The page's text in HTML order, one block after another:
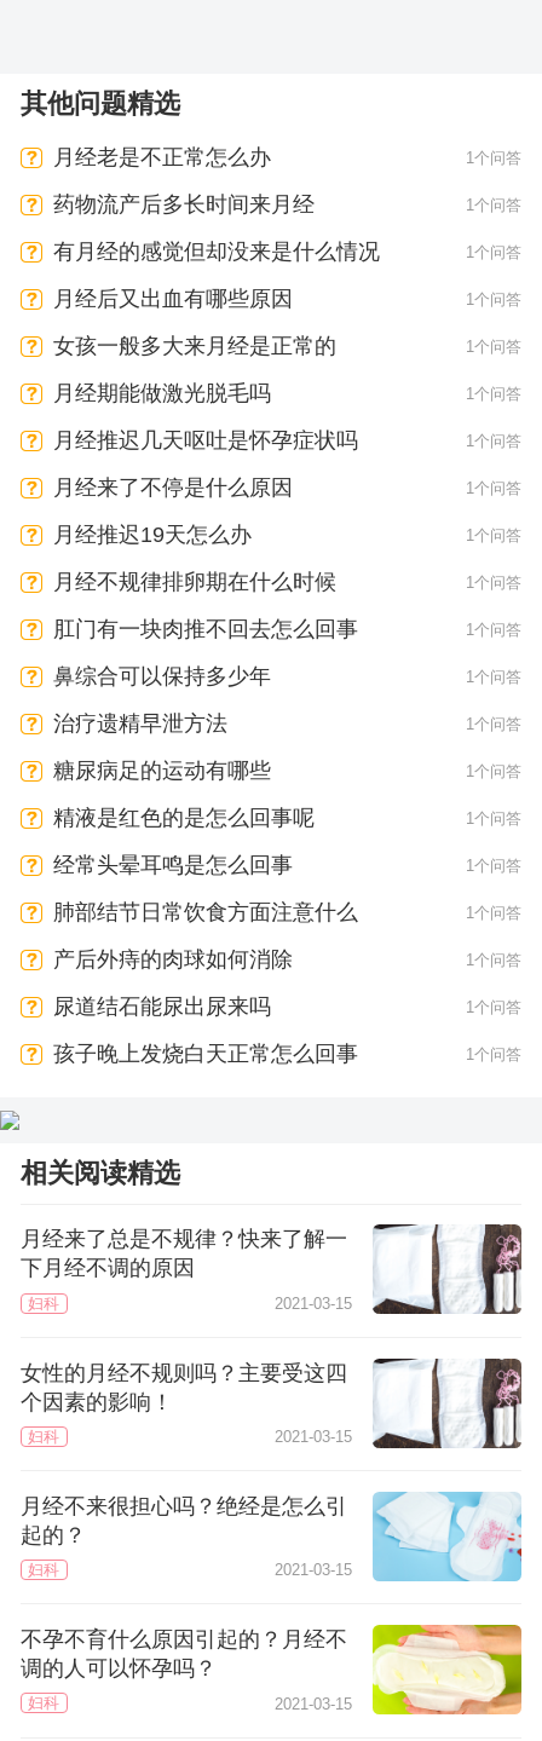
其他问题精选
月经老是不正常怎么办 1个问答
药物流产后多长时间来月经 1个问答
有月经的感觉但却没来是什么情况 1个问答
月经后又出血有哪些原因 1个问答
女孩一般多大来月经是正常的 1个问答
月经期能做激光脱毛吗 1个问答
月经推迟几天呕吐是怀孕症状吗 1个问答
月经来了不停是什么原因 1个问答
月经推迟19天怎么办 1个问答
月经不规律排卵期在什么时候 1个问答
肛门有一块肉推不回去怎么回事 1个问答
鼻综合可以保持多少年 1个问答
治疗遗精早泄方法 1个问答
糖尿病足的运动有哪些 1个问答
精液是红色的是怎么回事呢 1个问答
经常头晕耳鸣是怎么回事 1个问答
肺部结节日常饮食方面注意什么 1个问答
产后外痔的肉球如何消除 1个问答
尿道结石能尿出尿来吗 1个问答
孩子晚上发烧白天正常怎么回事 1个问答
相关阅读精选
月经来了总是不规律？快来了解一
下月经不调的原因
妇科 2021-03-15
女性的月经不规则吗？主要受这四
个因素的影响！
妇科 2021-03-15
月经不来很担心吗？绝经是怎么引
起的？
妇科 2021-03-15
不孕不育什么原因引起的？月经不
调的人可以怀孕吗？
妇科 2021-03-15